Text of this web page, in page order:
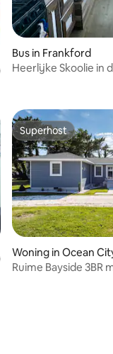
beoordeling van 4,97
Bus in Frankford
Heerlijke Skoolie in
beoordeling van 4,89
Superhost
Superhost
Woning in Ocean
Ruime Bayside 3BR